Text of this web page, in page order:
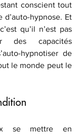
conscient tout
d’auto-hypnose. Et
qu’il n’est pas
des capacités
hypnotiser de
le monde peut le